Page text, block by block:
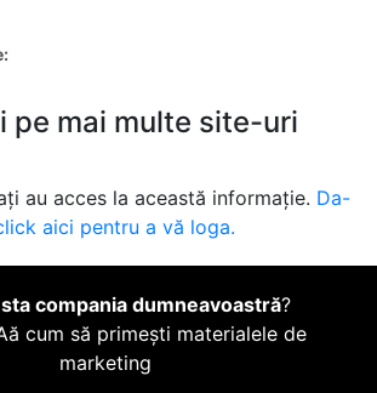
pe mai multe site-uri
au acces la această informație. Da-
aici pentru a vă loga.
compania dumneavoastră?
cum să primești materialele de
marketing